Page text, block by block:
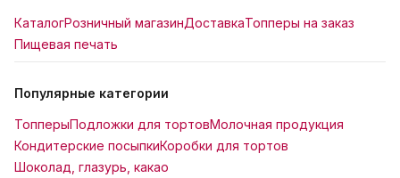
КаталогРозничный магазинДоставкаТопперы на заказ
Пищевая печать
Популярные категории
ТопперыПодложки для тортовМолочная продукция
Кондитерские посыпкиКоробки для тортов
Шоколад, глазурь, какао